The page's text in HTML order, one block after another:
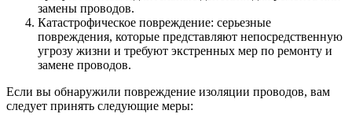
замены проводов.
Катастрофическое повреждение: серьезные
повреждения, которые представляют непосредственную
угрозу жизни и требуют экстренных мер по ремонту и
замене проводов.
Если вы обнаружили повреждение изоляции проводов, вам
следует принять следующие меры: